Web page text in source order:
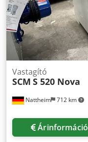
Nattheim 712 km
Vastagító
SCM S 520 Nova
Árinformáció